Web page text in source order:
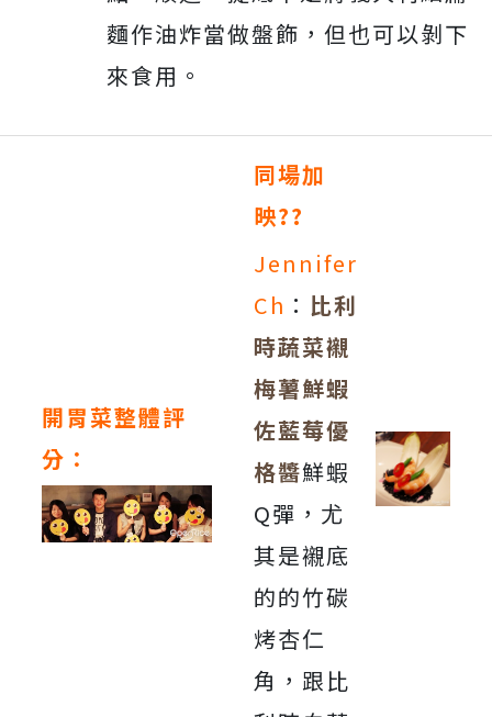
麵作油炸當做盤飾，但也可以剝下
來食用。
開胃菜整體評
分：
同場加
映??
Jennifer
Ch ： 比利
時蔬菜襯
梅薯鮮蝦
佐藍莓優
格醬鮮蝦
Q彈，尤
其是襯底
的的竹碳
烤杏仁
角，跟比